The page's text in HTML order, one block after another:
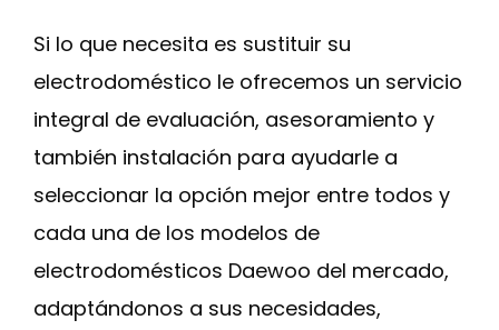
Si lo que necesita es sustituir su
electrodoméstico le ofrecemos un servicio
integral de evaluación, asesoramiento y
también instalación para ayudarle a
seleccionar la opción mejor entre todos y
cada una de los modelos de
electrodomésticos Daewoo del mercado,
adaptándonos a sus necesidades,